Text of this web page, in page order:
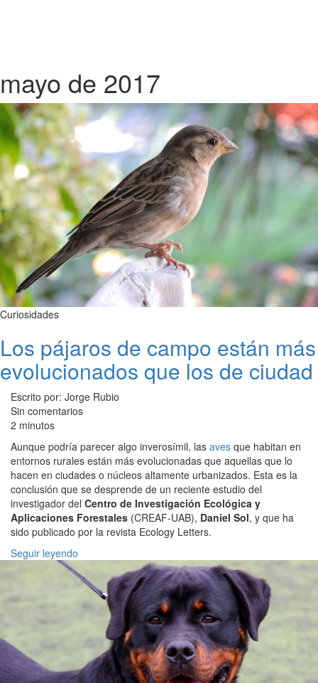
mayo de 2017
Curiosidades
Los pájaros de campo están más
evolucionados que los de ciudad
Escrito por: Jorge Rubio
Sin comentarios
2 minutos
Aunque podría parecer algo inverosímil, las aves que habitan en
entornos rurales están más evolucionadas que aquellas que lo
hacen en ciudades o núcleos altamente urbanizados. Esta es la
conclusión que se desprende de un reciente estudio del
investigador del Centro de Investigación Ecológica y
Aplicaciones Forestales (CREAF-UAB), Daniel Sol, y que ha
sido publicado por la revista Ecology Letters.
Seguir leyendo